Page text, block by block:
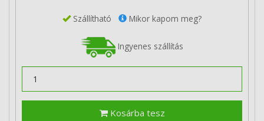
Szállítható Mikor kapom meg?
Ingyenes szállítás
Kosárba tesz